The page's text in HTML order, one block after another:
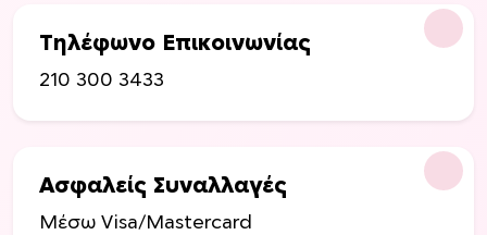
Τηλέφωνο Επικοινωνίας
210 300 3433
Ασφαλείς Συναλλαγές
Μέσω Visa/Mastercard